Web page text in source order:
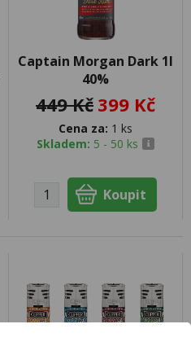
Captain Morgan Dark 1l
40%
449 Kč 399 Kč
Cena za: 1 ks
Skladem: 5 - 50 ks